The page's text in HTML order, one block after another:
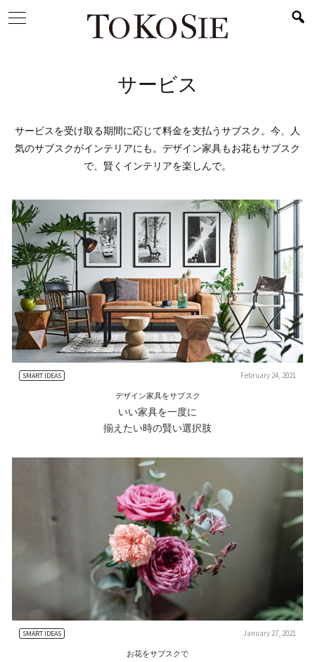
サービス
サービスを受け取る期間に応じて料金を支払うサブスク。今、人
気のサブスクがインテリアにも。デザイン家具もお花もサブスク
で、賢くインテリアを楽しんで。
SMART IDEAS February 24, 2021
デザイン家具をサブスク
いい家具を一度に
揃えたい時の賢い選択肢
SMART IDEAS January 27, 2021
お花をサブスクで